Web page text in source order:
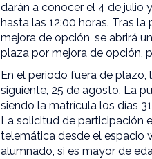
darán a conocer el 4 de julio
hasta las 12:00 horas. Tras
mejora de opción, se abrirá
plaza por mejora de opción,
En el periodo fuera de
siguiente, 25 de agosto. La
siendo la matrícula los días
La solicitud de participación
telemática desde el espacio
alumnado, si es mayor de